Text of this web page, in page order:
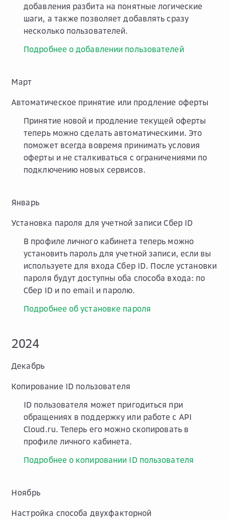
добавления разбита на понятные логические
шаги, а также позволяет добавлять сразу
несколько пользователей.
Подробнее о добавлении пользователей
Март
Автоматическое принятие или продление оферты
Принятие новой и продление текущей оферты
теперь можно сделать автоматическими. Это
поможет всегда вовремя принимать условия
оферты и не сталкиваться с ограничениями по
подключению новых сервисов.
Январь
Установка пароля для учетной записиСбер ID
В профиле личного кабинета теперь можно
установить пароль для учетной записи, если вы
используете для входаСбер ID. После установки
пароля будут доступны оба способа входа: по
Сбер ID и по email и паролю.
Подробнее об установке пароля
2024
Декабрь
Копирование ID пользователя
ID пользователя может пригодиться при
обращениях в поддержку или работе с API
Cloud.ru. Теперь его можно скопировать в
профиле личного кабинета.
Подробнее о копировании ID пользователя
Ноябрь
Настройка способа двухфакторной